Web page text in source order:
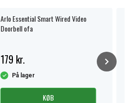
Arlo Essential Smart Wired Video
Doorbell ofa
179 kr.
På lager
KØB